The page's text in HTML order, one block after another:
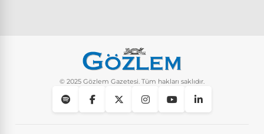
Instagram’da keşfet nasıl temizlenir?
© 2025 Gözlem Gazetesi. Tüm hakları saklıdır.